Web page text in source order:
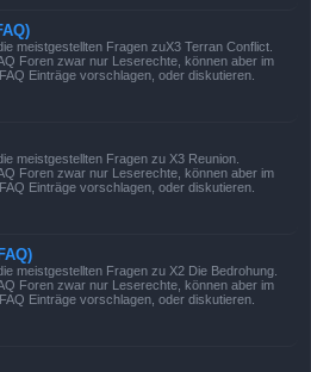
meistgestellten Fragen zuX3 Terran Conflict.
Foren zwar nur Leserechte, können aber im
Einträge vorschlagen, oder diskutieren.
meistgestellten Fragen zu X3 Reunion.
Foren zwar nur Leserechte, können aber im
Einträge vorschlagen, oder diskutieren.
meistgestellten Fragen zu X2 Die Bedrohung.
Foren zwar nur Leserechte, können aber im
Einträge vorschlagen, oder diskutieren.